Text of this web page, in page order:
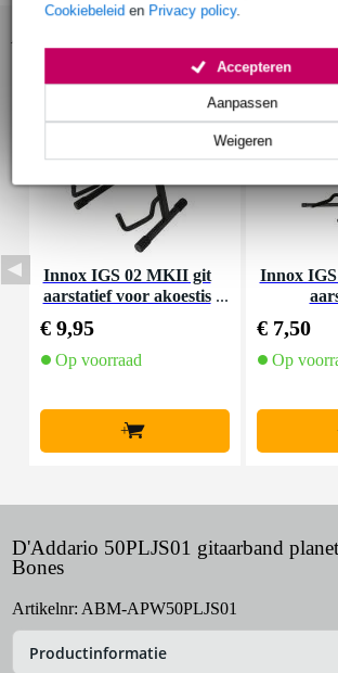
Cookiebeleid en Privacy policy.
Weigeren
Aanpassen
Accepteren
Innox IGS 02 MKII git
aarstatief voor akoestis
€ 9,95
Op voorraad
+
Innox
€ 7,50
Op
D'Addario 50PLJS01 gitaarband
Bones
Artikelnr: ABM-APW50PLJS01
Productinformatie